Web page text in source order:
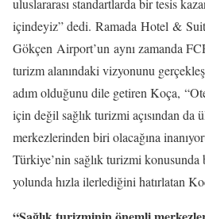
uluslararası standartlarda bir tesis
içindeyiz” dedi. Ramada Hotel &
Gökçen Airport’un aynı zamanda
turizm alanındaki vizyonunu
adım olduğunu dile getiren Koça,
için değil sağlık turizmi açısından da
merkezlerinden biri olacağına
Türkiye’nin sağlık turizmi konusunda
yolunda hızla ilerlediğini hatırlatan